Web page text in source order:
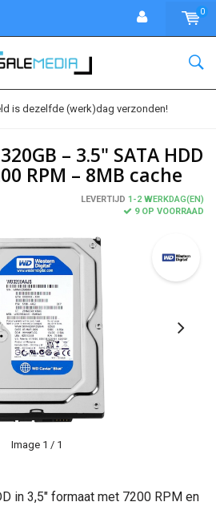
0
is dezelfde (werk)dag verzonden!
– 3.5" SATA HDD
RPM – 8MB cache
LEVERTIJD 1-2 WERKDAG(EN)
9 OP VOORRAAD
Image 1 / 1
in 3,5" formaat met 7200 RPM en